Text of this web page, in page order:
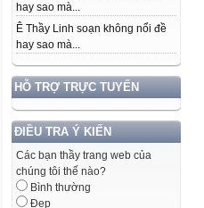
hay sao mà...
Ê Thầy Linh soạn không nổi đề
hay sao mà...
HỖ TRỢ TRỰC TUYẾN
ĐIỀU TRA Ý KIẾN
Các bạn thầy trang web của
chúng tôi thế nào?
Bình thường
Đẹp